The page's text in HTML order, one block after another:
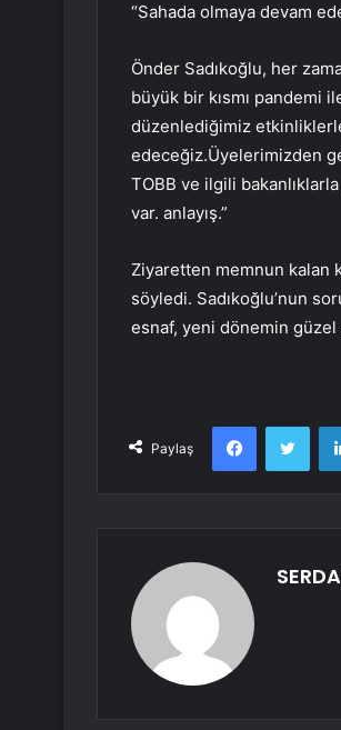
“Sahada olmaya devam
Önder Sadıkoğlu, her
büyük bir kısmı pandemi
düzenlediğimiz
edeceğiz.Üyelerimizden
TOBB ve ilgili
var. anlayış.”
Ziyaretten memnun kalan
söyledi. Sadıkoğlu’nun
esnaf, yeni dönemin
Paylaş
Facebook